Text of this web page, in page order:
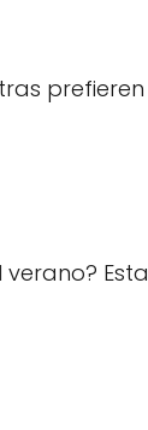
prefieren
Esta